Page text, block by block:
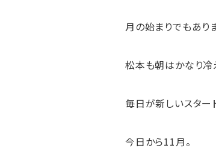
月の始まりでもあり
松本も朝はかなり冷
毎日が新しいスター
今日から11月。